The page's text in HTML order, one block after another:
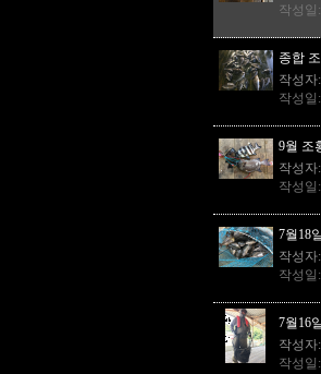
작성
종합
작성
작성
9월 조
작성
작성
7월18
작성
작성
7월16
작성
작성